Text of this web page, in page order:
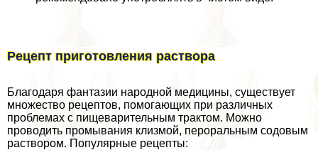
Рецепт приготовления раствора
Благодаря фантазии народной медицины, существует
множество рецептов, помогающих при различных
проблемах с пищеварительным тpaктом. Можно
проводить промывания клизмой, перopaльным содовым
раствором. Популярные рецепты: